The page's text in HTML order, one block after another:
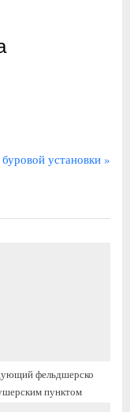
установки
фельдшерско
пунктом